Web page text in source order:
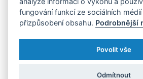
V Německu, Itálii, Velké Británii,
Francii přesahuje celková
hranici, Světová zdravotnická
fungování funkcí ze sociálních médií
přizpůsobení obsahu. Podrobnější
Povolit vše
Odmítnout